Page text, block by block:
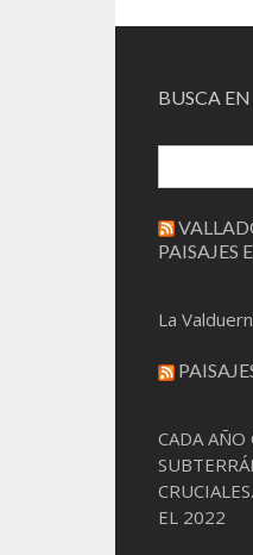
de
BUSCA
PAISAJES
La
CADA AÑO
EL 2022